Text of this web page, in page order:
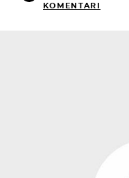
KOMENTARI